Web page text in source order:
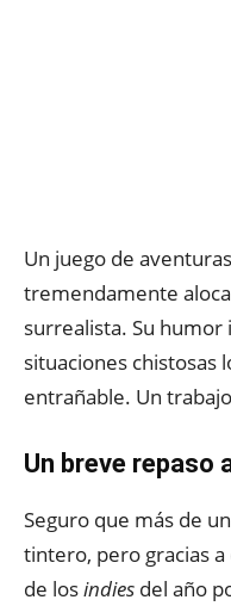
Un juego de
tremendamente
surrealista. Su
situaciones chistosas
entrañable. Un
Un breve repaso
Seguro que más de
tintero, pero gracias
de losindies del año